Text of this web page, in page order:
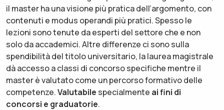
il master ha una visione più pratica dell’argomento, con
contenuti e modus operandi più pratici. Spesso le
lezioni sono tenute da esperti del settore che e non
solo da accademici. Altre differenze ci sono sulla
spendibilità del titolo universitario, la laurea magistrale
dà accesso a classi di concorso specifiche mentre il
master è valutato come un percorso formativo delle
competenze.Valutabile specialmente ai fini di
concorsi e graduatorie.